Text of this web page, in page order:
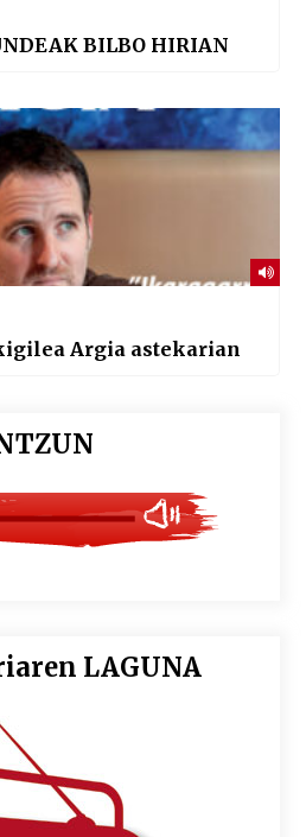
BILBO HIRIAN
Argia astekarian
LAGUNA